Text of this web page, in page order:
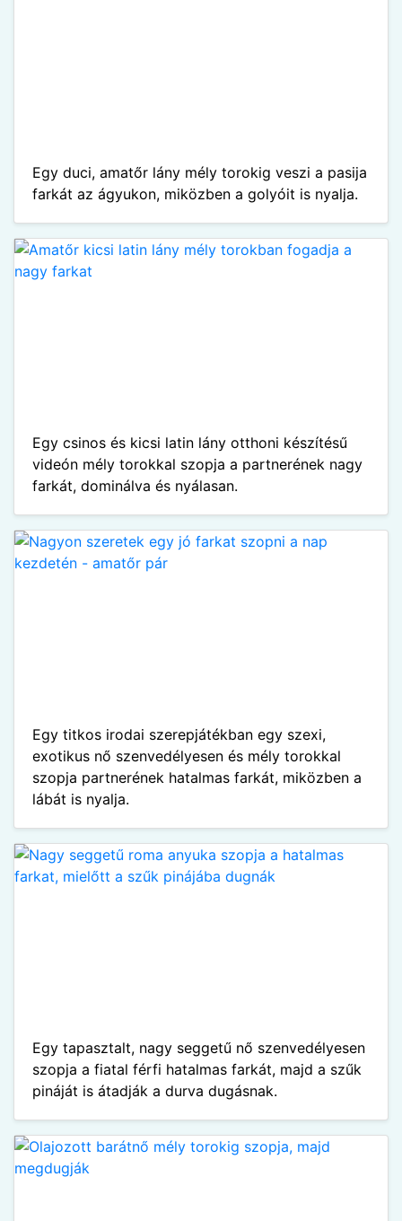
Egy duci, amatőr lány mély torokig veszi a pasija
farkát az ágyukon, miközben a golyóit is nyalja.
Egy csinos és kicsi latin lány otthoni készítésű
videón mély torokkal szopja a partnerének nagy
farkát, dominálva és nyálasan.
Egy titkos irodai szerepjátékban egy szexi,
exotikus nő szenvedélyesen és mély torokkal
szopja partnerének hatalmas farkát, miközben a
lábát is nyalja.
Egy tapasztalt, nagy seggetű nő szenvedélyesen
szopja a fiatal férfi hatalmas farkát, majd a szűk
pináját is átadják a durva dugásnak.